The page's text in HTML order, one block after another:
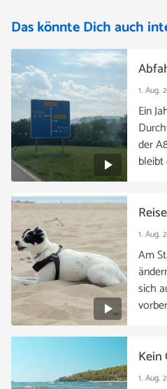
Das könnte Dich auch
1. Aug.
Ein
der
1. Aug.
Am
sich
1. Aug.
Kein